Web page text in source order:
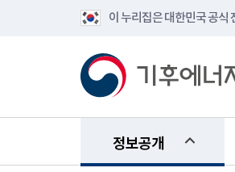
이 누리집은 대한민국 공식
정보공개